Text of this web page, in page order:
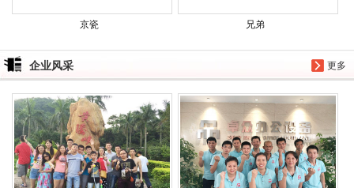
京瓷 兄弟
更多
企业风采